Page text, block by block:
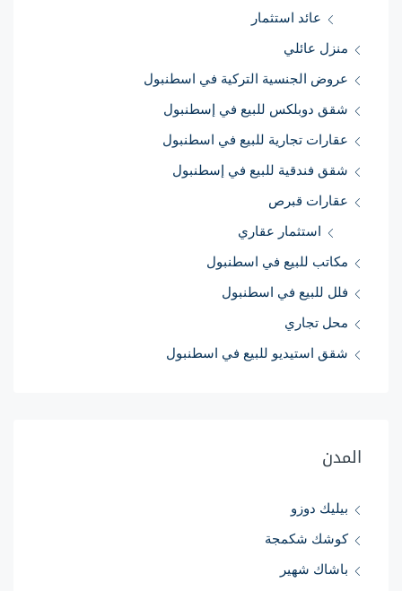
عائد استثمار
منزل عائلي
عروض الجنسية التركية في اسطنبول
شقق دوبلكس للبيع في إسطنبول
عقارات تجارية للبيع في اسطنبول
شقق فندقية للبيع في إسطنبول
عقارات قبرص
استثمار عقاري
مكاتب للبيع في اسطنبول
فلل للبيع في اسطنبول
محل تجاري
شقق استيديو للبيع في اسطنبول
المدن
بيليك دوزو
كوشك شكمجة
باشاك شهير